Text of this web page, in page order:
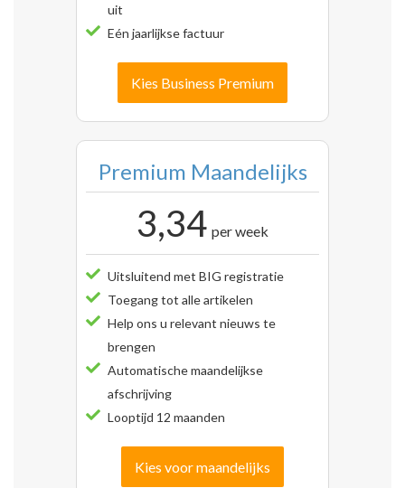
uit
Eén jaarlijkse factuur
Kies Business Premium
Premium Maandelijks
3,34 per week
Uitsluitend met BIG registratie
Toegang tot alle artikelen
Help ons u relevant nieuws te
brengen
Automatische maandelijkse
afschrijving
Looptijd 12 maanden
Kies voor maandelijks